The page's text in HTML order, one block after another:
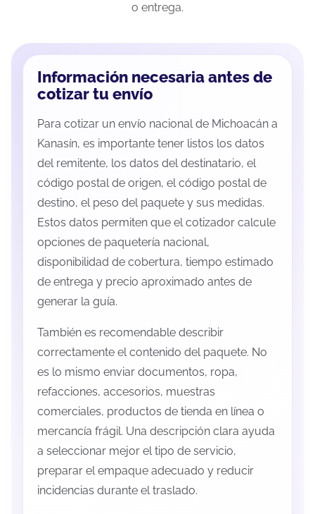
o entrega.
Información necesaria antes de
cotizar tu envío
Para cotizar un envío nacional de Michoacán a
Kanasín, es importante tener listos los datos
del remitente, los datos del destinatario, el
código postal de origen, el código postal de
destino, el peso del paquete y sus medidas.
Estos datos permiten que el cotizador calcule
opciones de paquetería nacional,
disponibilidad de cobertura, tiempo estimado
de entrega y precio aproximado antes de
generar la guía.
También es recomendable describir
correctamente el contenido del paquete. No
es lo mismo enviar documentos, ropa,
refacciones, accesorios, muestras
comerciales, productos de tienda en línea o
mercancía frágil. Una descripción clara ayuda
a seleccionar mejor el tipo de servicio,
preparar el empaque adecuado y reducir
incidencias durante el traslado.